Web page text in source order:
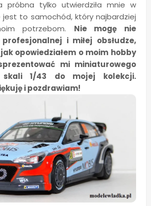
próbna tylko utwierdziła mnie w
jest to samochód, który najbardziej
potrzebom. Nie mogę nie
i miłej obsłudze,
opowiedziałem o moim hobby
mi miniaturowego
1/43 do mojej kolekcji.
i pozdrawiam!